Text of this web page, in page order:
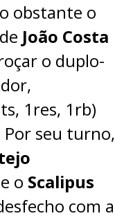
obstante o
João Costa
o duplo-
1res, 1rb)
Por seu turno,
o Scalipus
com a